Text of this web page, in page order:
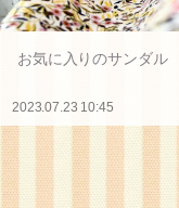
お気に入りのサンダル
2023.07.23 10:45